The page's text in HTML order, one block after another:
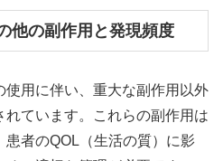
他の副作用と発現頻度
使用に伴い、重大な副作用以外
ています。これらの副作用は
患者のQOL（生活の質）に影